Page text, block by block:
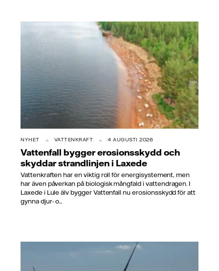
NYHET VATTENKRAFT 4 AUGUSTI 2026
Vattenfall bygger erosionsskydd och
skyddar strandlinjen i Laxede
Vattenkraften har en viktig roll för energisystement, men
har även påverkan på biologisk mångfald i vattendragen. I
Laxede i Lule älv bygger Vattenfall nu erosionsskydd för att
gynna djur- o...